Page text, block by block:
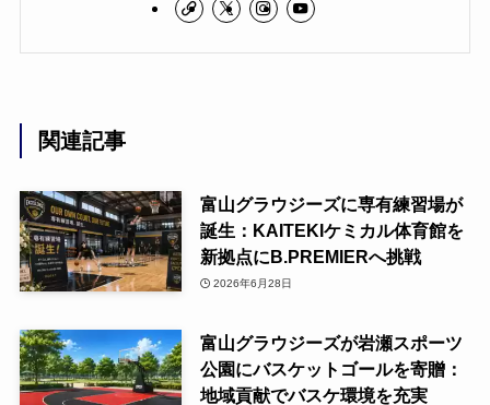
関連記事
富山グラウジーズに専有練習場が
誕生：KAITEKIケミカル体育館を
新拠点にB.PREMIERへ挑戦
2026年6月28日
富山グラウジーズが岩瀬スポーツ
公園にバスケットゴールを寄贈：
地域貢献でバスケ環境を充実